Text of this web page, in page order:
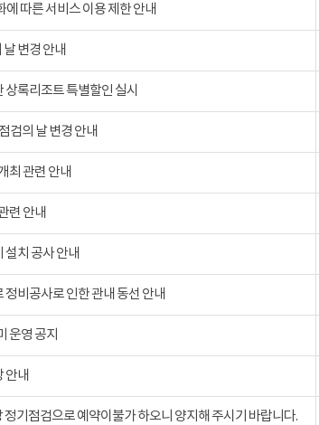
따른 서비스 이용 제한 안내
변경 안내
록리조트 특별할인 실시
검의 날 변경 안내
최 관련 안내
련 안내
설치 공사 안내
비공사로 인한 관내 동선 안내
운영 공지
안내
정기점검으로 예약이불가 하오니 양지해 주시기 바랍니다.